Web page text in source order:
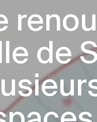
de